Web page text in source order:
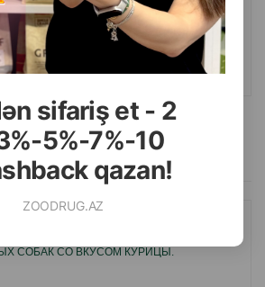
sifariş et - 2
5%-7%-10
qazan!
ZOODRUG.AZ
КУПИТЬ
бренда
СОБАК СО ВКУСОМ КУРИЦЫ.